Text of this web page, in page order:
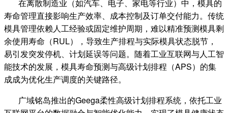
在离散制造业（如汽车、电子、家电等行业）中，模具的
寿命管理直接影响生产效率、成本控制及订单交付能力。传统
模具管理依赖人工经验或固定维护周期，难以精准预测模具剩
余使用寿命（RUL），导致生产排程与实际模具状态脱节，
易引发突发停机、计划延误等问题。随着工业互联网与人工智
能技术的发展，模具寿命预测与高级计划排程（APS）的集
成成为优化生产调度的关键路径。
广域铭岛推出的Geega柔性高级计划排程系统，依托工业